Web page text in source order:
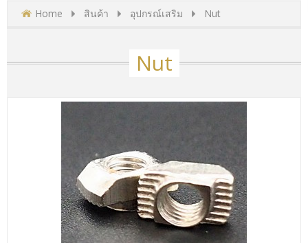
Home สินค้า อุปกรณ์เสริม Nut
Nut